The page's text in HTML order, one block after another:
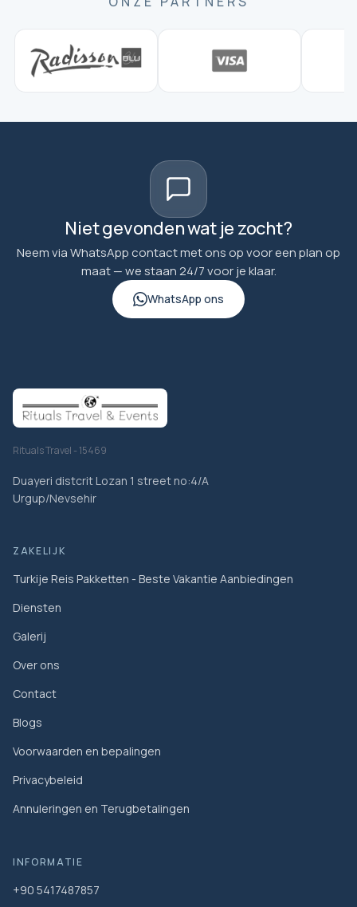
Niet gevonden wat je zocht?
Neem via WhatsApp contact met ons op voor een plan op
maat — we staan 24/7 voor je klaar.
WhatsApp ons
Rituals Travel - 15469
Duayeri distcrit Lozan 1 street no:4/A
Urgup/Nevsehir
ZAKELIJK
Turkije Reis Pakketten - Beste Vakantie Aanbiedingen
Diensten
Galerij
Over ons
Contact
Blogs
Voorwaarden en bepalingen
Privacybeleid
Annuleringen en Terugbetalingen
INFORMATIE
+90 5417487857